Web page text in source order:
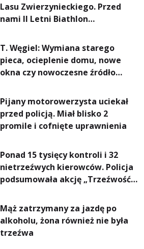
Lasu Zwierzynieckiego. Przed
nami II Letni Biathlon
T. Węgiel: Wymiana starego
pieca, ocieplenie domu, nowe
okna czy nowoczesne źródło
rachunki za energię, lepszy
komfort życia i... czystsze
powietrze
Pijany motorowerzysta uciekał
przed policją. Miał blisko 2
promile i cofnięte uprawnienia
Ponad 15 tysięcy kontroli i 32
nietrzeźwych kierowców. Policja
podsumowała akcję „Trzeźwość”
Mąż zatrzymany za jazdę po
alkoholu, żona również nie była
trzeźwa